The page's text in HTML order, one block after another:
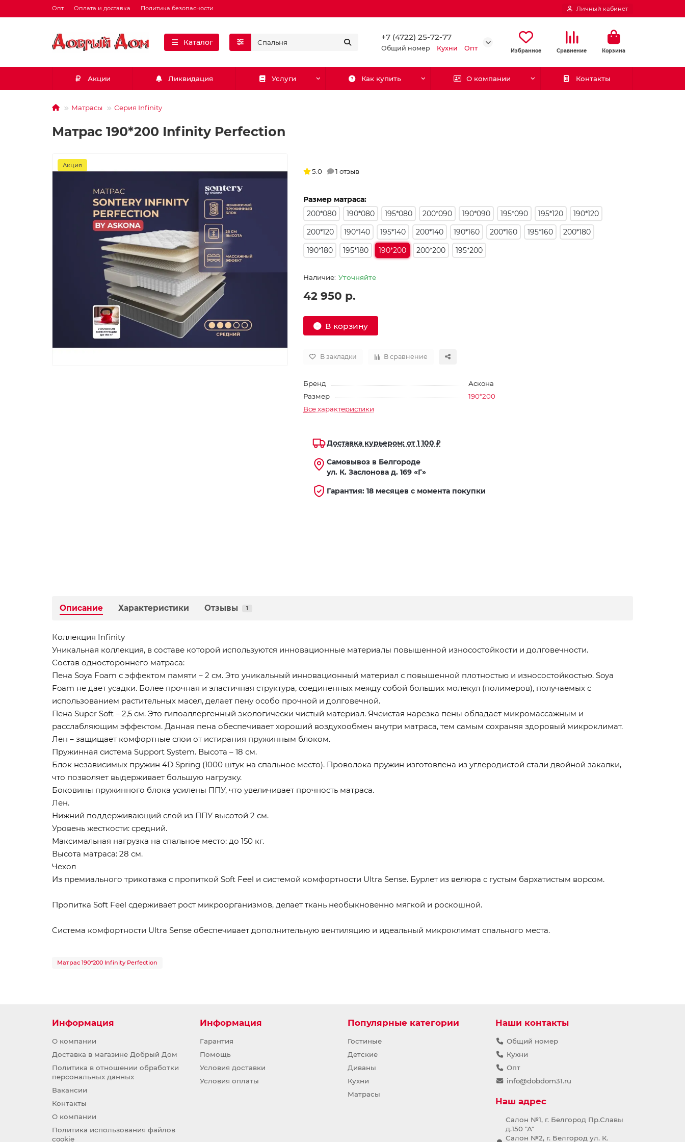
Опт Оплата и доставка Политика безопасности Личный кабинет
Каталог
+7 (4722) 25-72-77
Общий номер Кухни Опт Избранное Сравнение Корзина
Акции Ликвидация Услуги Как купить О компании Контакты
Матрасы Серия Infinity
Матрас 190*200 Infinity Perfection
Акция
Размер матраса:
200*080
190*080 195*080 200*090 190*090 195*090 195*120
190*120
200*120
190*140 195*140 200*140 190*160 200*160 195*160
200*180
190*180
195*180 190*200 200*200 195*200
Уточняйте
42 950 р.
В корзину
В закладки В сравнение
5.0 1 отзыв
Бренд
Аскона
Размер
190*200
Все характеристики
Доставка курьером: от 1 100 ₽
Самовывоз в Белгороде
ул. К. Заслонова д. 169 «Г»
Гарантия: 18 месяцев с момента покупки
Описание Характеристики Отзывы 1
Коллекция Infinity
Уникальная коллекция, в составе которой используются инновационные материалы повышенной износостойкости и долговечности.
Состав одностороннего матраса:
Пена Soya Foam с эффектом памяти – 2 см. Это уникальный инновационный материал с повышенной плотностью и износостойкостью. Soya
Foam не дает усадки. Более прочная и эластичная структура, соединенных между собой больших молекул (полимеров), получаемых с
использованием растительных масел, делает пену особо прочной и долговечной.
Пена Super Soft – 2,5 см. Это гипоаллергенный экологически чистый материал. Ячеистая нарезка пены обладает микромассажным и
расслабляющим эффектом. Данная пена обеспечивает хороший воздухообмен внутри матраса, тем самым сохраняя здоровый микроклимат.
Лен – защищает комфортные слои от истирания пружинным блоком.
Пружинная система Support System. Высота – 18 см.
Блок независимых пружин 4D Spring (1000 штук на спальное место). Проволока пружин изготовлена из углеродистой стали двойной закалки,
что позволяет выдерживает большую нагрузку.
Боковины пружинного блока усилены ППУ, что увеличивает прочность матраса.
Лен.
Нижний поддерживающий слой из ППУ высотой 2 см.
Уровень жесткости: средний.
Максимальная нагрузка на спальное место: до 150 кг.
Высота матраса: 28 см.
Чехол
Из премиального трикотажа с пропиткой Soft Feel и системой комфортности Ultra Sense. Бурлет из велюра с густым бархатистым ворсом.
Пропитка Soft Feel сдерживает рост микроорганизмов, делает ткань необыкновенно мягкой и роскошной.
Cистема комфортности Ultra Sense обеспечивает дополнительную вентиляцию и идеальный микроклимат спального места.
Матрас 190*200 Infinity Perfection
Информация
О компании
Доставка в магазине Добрый Дом
Политика в отношении обработки
персональных данных
Вакансии
Контакты
О компании
Политика использования файлов
cookie
Информация
Гарантия
Помощь
Условия доставки
Условия оплаты
Популярные категории
Гостиные
Детские
Диваны
Кухни
Матрасы
Наши контакты
Общий номер
Кухни
Опт
info@dobdom31.ru
Наш адрес
Салон №1, г. Белгород Пр.Славы
д.150 "А"
Салон №2, г. Белгород ул. К.